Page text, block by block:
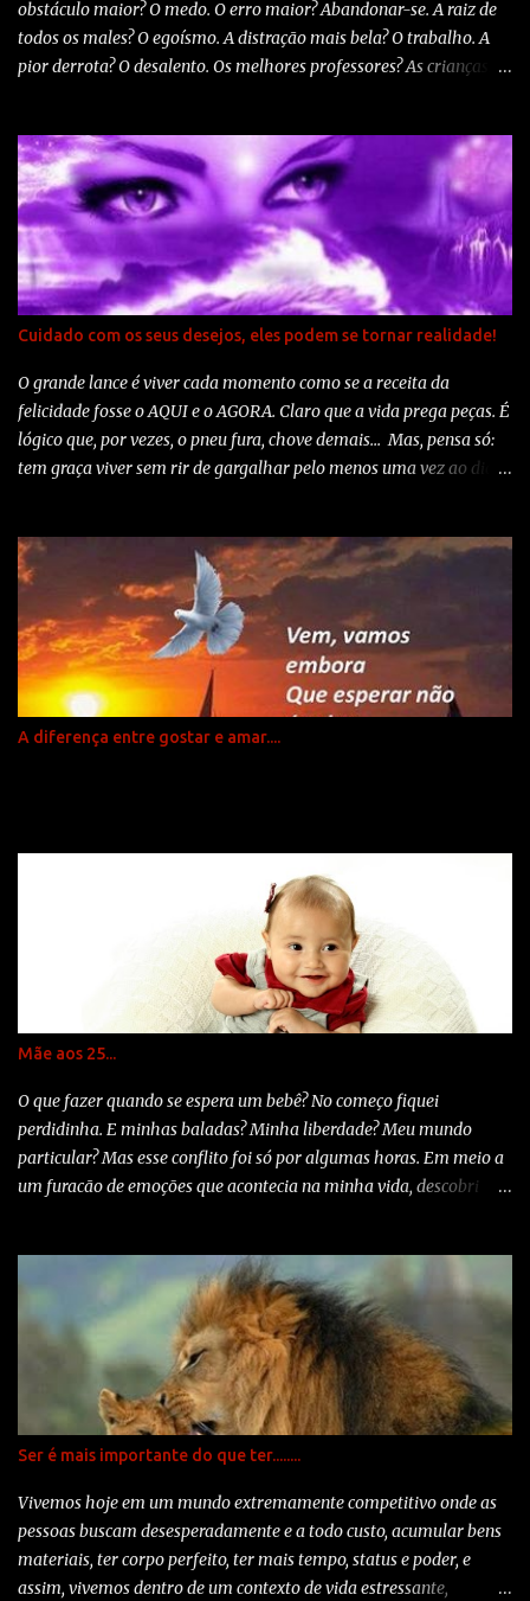
do casulo. Algumas vezes o esforço é tudo que precisamos na...
obstáculo maior? O medo. O erro maior? Abandonar-se. A raiz de
todos os males? O egoísmo. A distração mais bela? O trabalho. A
pior derrota? O desalento. Os melhores professores? As crianças. A
humor. A pessoa mais perigosa? A mentirosa. O sentimento pior? O
rancor. O presente mais belo? O perdão. O mais imprescindível? O
lar. A estrada mais rápida? O caminho correto. A sensação mais
grata? A paz interior. O resguardo mais eficaz? O sorriso. O melhor
remédio? O otimismo. A maior satisfação? O dever cumprido. A
força mais potente do mundo? A fé. As pessoas mais necessárias?
Os pais. A coisa mais bela de todas? O amor. Autoria: Madre Teresa
Cuidado com os seus desejos, eles podem se tornar realidade!
O grande lance é viver cada momento como se a receita da
felicidade fosse o AQUI e o AGORA. Claro que a vida prega peças. É
lógico que, por vezes, o pneu fura, chove demais... Mas, pensa só:
tem graça viver sem rir de gargalhar pelo menos uma vez ao dia?
passou foi um ano cheio. Foi cheio de coisas boas e realizações,
mas também cheio de problemas e desilusões. Normal. Às vezes se
espera demais das pessoas. Normal. A grana que não veio, o amigo
que decepcionou, o amor machucou. Normal. O próximo ano não
vai ser diferente. Muda o século, o milênio muda, mas o homem é
cheio de imperfeições, a natureza tem sua personalidade que nem
sempre é a que a gente deseja, mas e aí? Fazer o quê? Acabar com
seu dia? Com seu bom humor? Com sua esperança? O que eu
A diferença entre gostar e amar....
Mãe aos 25...
O que fazer quando se espera um bebê? No começo fiquei
perdidinha. E minhas baladas? Minha liberdade? Meu mundo
particular? Mas esse conflito foi só por algumas horas. Em meio a
um furacão de emoções que acontecia na minha vida, descobri
me bateu tristeza. Insegurança sim, tristeza jamais. Não foi fácil.
Mas quem disse que seria? Mãe aos 25. Uma boa hora? Uma idade
bacana? Precipitada? Definitivamente minha idéia de
planejamento, estabilidade financeira, casa própria, carro,
condições extremas de dar luxo à minha pequena ficaram para
trás. Ter um emprego razoável foi o suficiente. Ora eu me achava
nova demais para amar e cuidar, ora eu me achava competente o
suficiente. Me convenci. Quando me vi redonda no espelho me
senti a gordinha mais linda e feliz do mundo! A partir de então,
conheci o famoso amor incondicional, o amor de mãe para filho.
Mesmo sem ver a carinha...
Ser é mais importante do que ter........
Vivemos hoje em um mundo extremamente competitivo onde as
pessoas buscam desesperadamente e a todo custo, acumular bens
materiais, ter corpo perfeito, ter mais tempo, status e poder, e
assim, vivemos dentro de um contexto de vida estressante,